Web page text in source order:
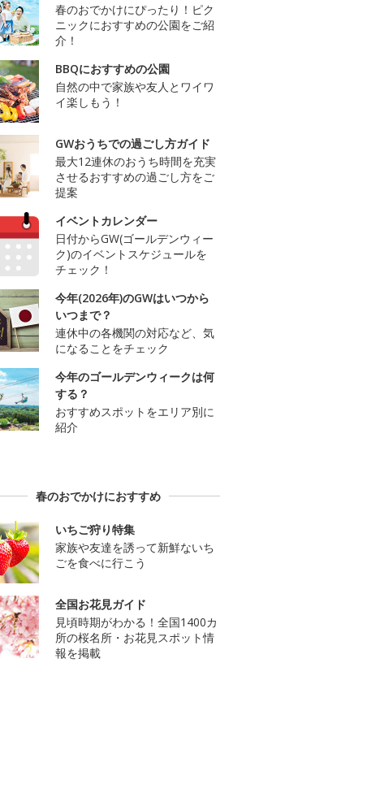
春のおでかけにぴったり！ピク
ニックにおすすめの公園をご紹
介！
BBQにおすすめの公園
自然の中で家族や友人とワイワ
イ楽しもう！
GWおうちでの過ごし方ガイド
最大12連休のおうち時間を充実
させるおすすめの過ごし方をご
提案
イベントカレンダー
日付からGW(ゴールデンウィー
ク)のイベントスケジュールを
チェック！
今年(2026年)のGWはいつから
いつまで？
連休中の各機関の対応など、気
になることをチェック
今年のゴールデンウィークは何
する？
おすすめスポットをエリア別に
紹介
春のおでかけにおすすめ
いちご狩り特集
家族や友達を誘って新鮮ないち
ごを食べに行こう
全国お花見ガイド
見頃時期がわかる！全国1400カ
所の桜名所・お花見スポット情
報を掲載